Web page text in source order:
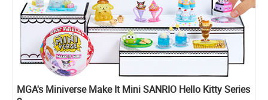
MGA's Miniverse Make It Mini SANRIO Hello Kitty Series